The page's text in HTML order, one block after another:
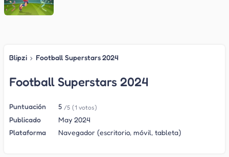
Blipzi › Football Superstars 2024
Football Superstars 2024
Puntuación 5 /5 (1 votos)
Publicado
May 2024
Plataforma
Navegador (escritorio, móvil, tableta)